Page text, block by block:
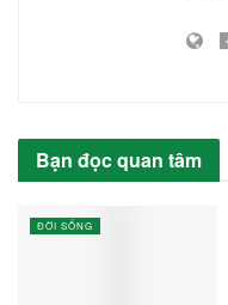
Bạn đọc quan tâm
ĐỜI SỐNG